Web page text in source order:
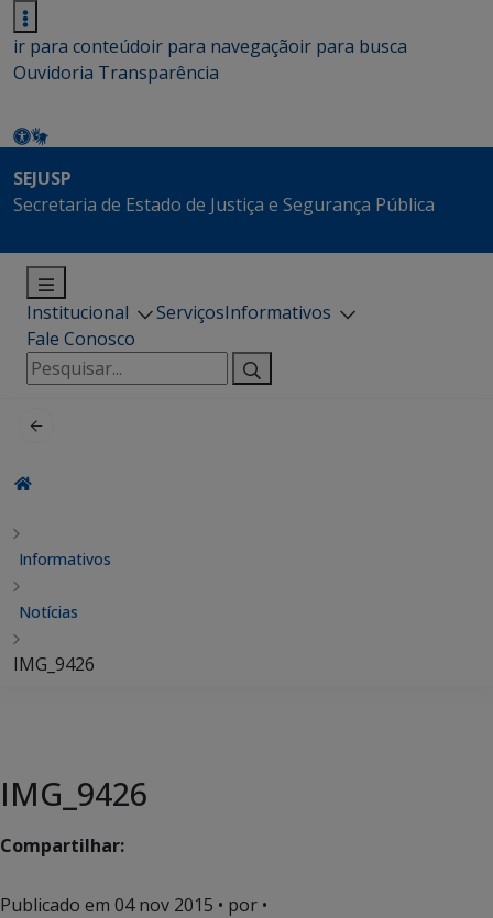
ir para conteúdoir para navegaçãoir para busca
Ouvidoria Transparência
SEJUSP
Secretaria de Estado de Justiça e Segurança Pública
Institucional ServiçosInformativos
Fale Conosco
Pesquisar
por:
Informativos
Notícias
IMG_9426
IMG_9426
Compartilhar:
Publicado em 04 nov 2015 • por •